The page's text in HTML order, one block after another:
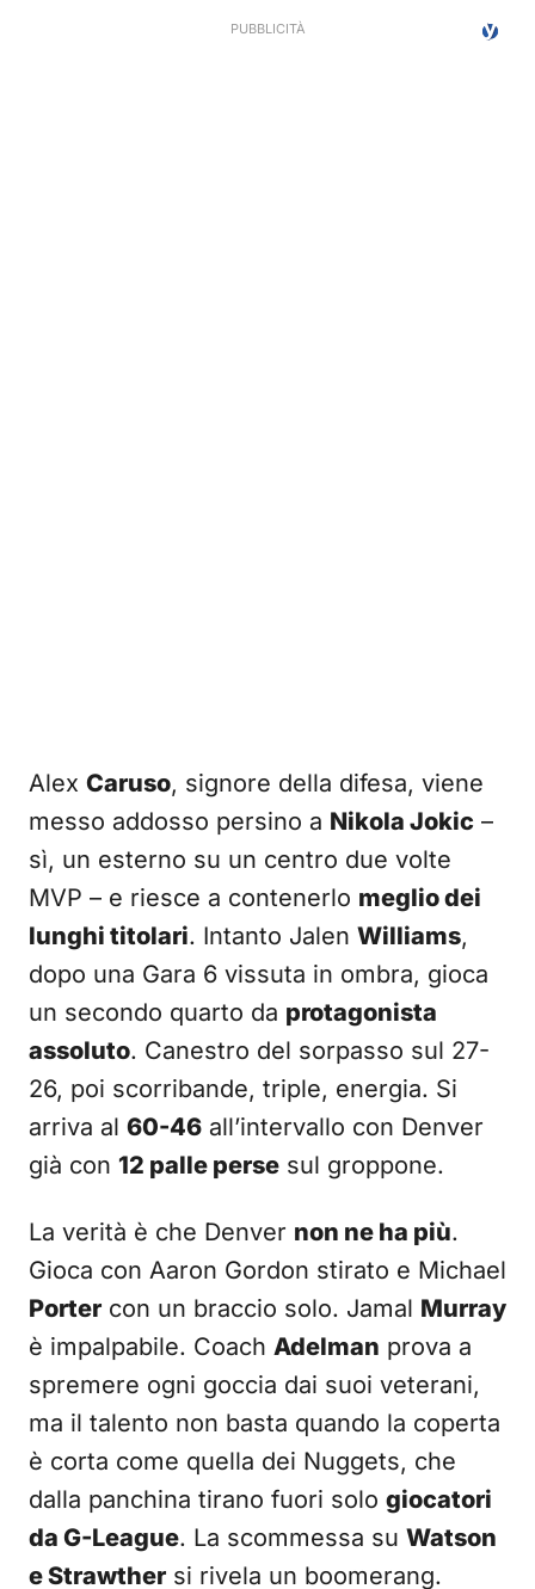
Alex Caruso, signore della difesa, viene
messo addosso persino a Nikola Jokic –
sì, un esterno su un centro due volte
MVP – e riesce a contenerlo meglio dei
lunghi titolari. Intanto Jalen Williams,
dopo una Gara 6 vissuta in ombra, gioca
un secondo quarto da protagonista
assoluto. Canestro del sorpasso sul 27-
26, poi scorribande, triple, energia. Si
arriva al 60-46 all’intervallo con Denver
già con 12 palle perse sul groppone.
La verità è che Denver non ne ha più.
Gioca con Aaron Gordon stirato e Michael
Porter con un braccio solo. Jamal Murray
è impalpabile. Coach Adelman prova a
spremere ogni goccia dai suoi veterani,
ma il talento non basta quando la coperta
è corta come quella dei Nuggets, che
dalla panchina tirano fuori solo giocatori
da G-League. La scommessa su Watson
e Strawther si rivela un boomerang.